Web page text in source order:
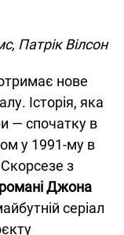
Патрік Вілсон
нове
Історія, яка
— спочатку в
у 1991-му в
з
романі Джона
серіал